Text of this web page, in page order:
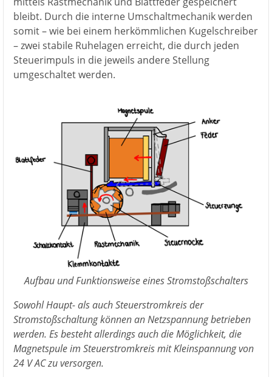
bleibt. Durch die interne Umschaltmechanik werden
somit – wie bei einem herkömmlichen Kugelschreiber
– zwei stabile Ruhelagen erreicht, die durch jeden
Steuerimpuls in die jeweils andere Stellung
umgeschaltet werden.
Aufbau und Funktionsweise eines Stromstoßschalters
Sowohl Haupt- als auch Steuerstromkreis der
Stromstoßschaltung können an Netzspannung betrieben
werden. Es besteht allerdings auch die Möglichkeit, die
Magnetspule im Steuerstromkreis mit Kleinspannung von
24 V AC zu versorgen.